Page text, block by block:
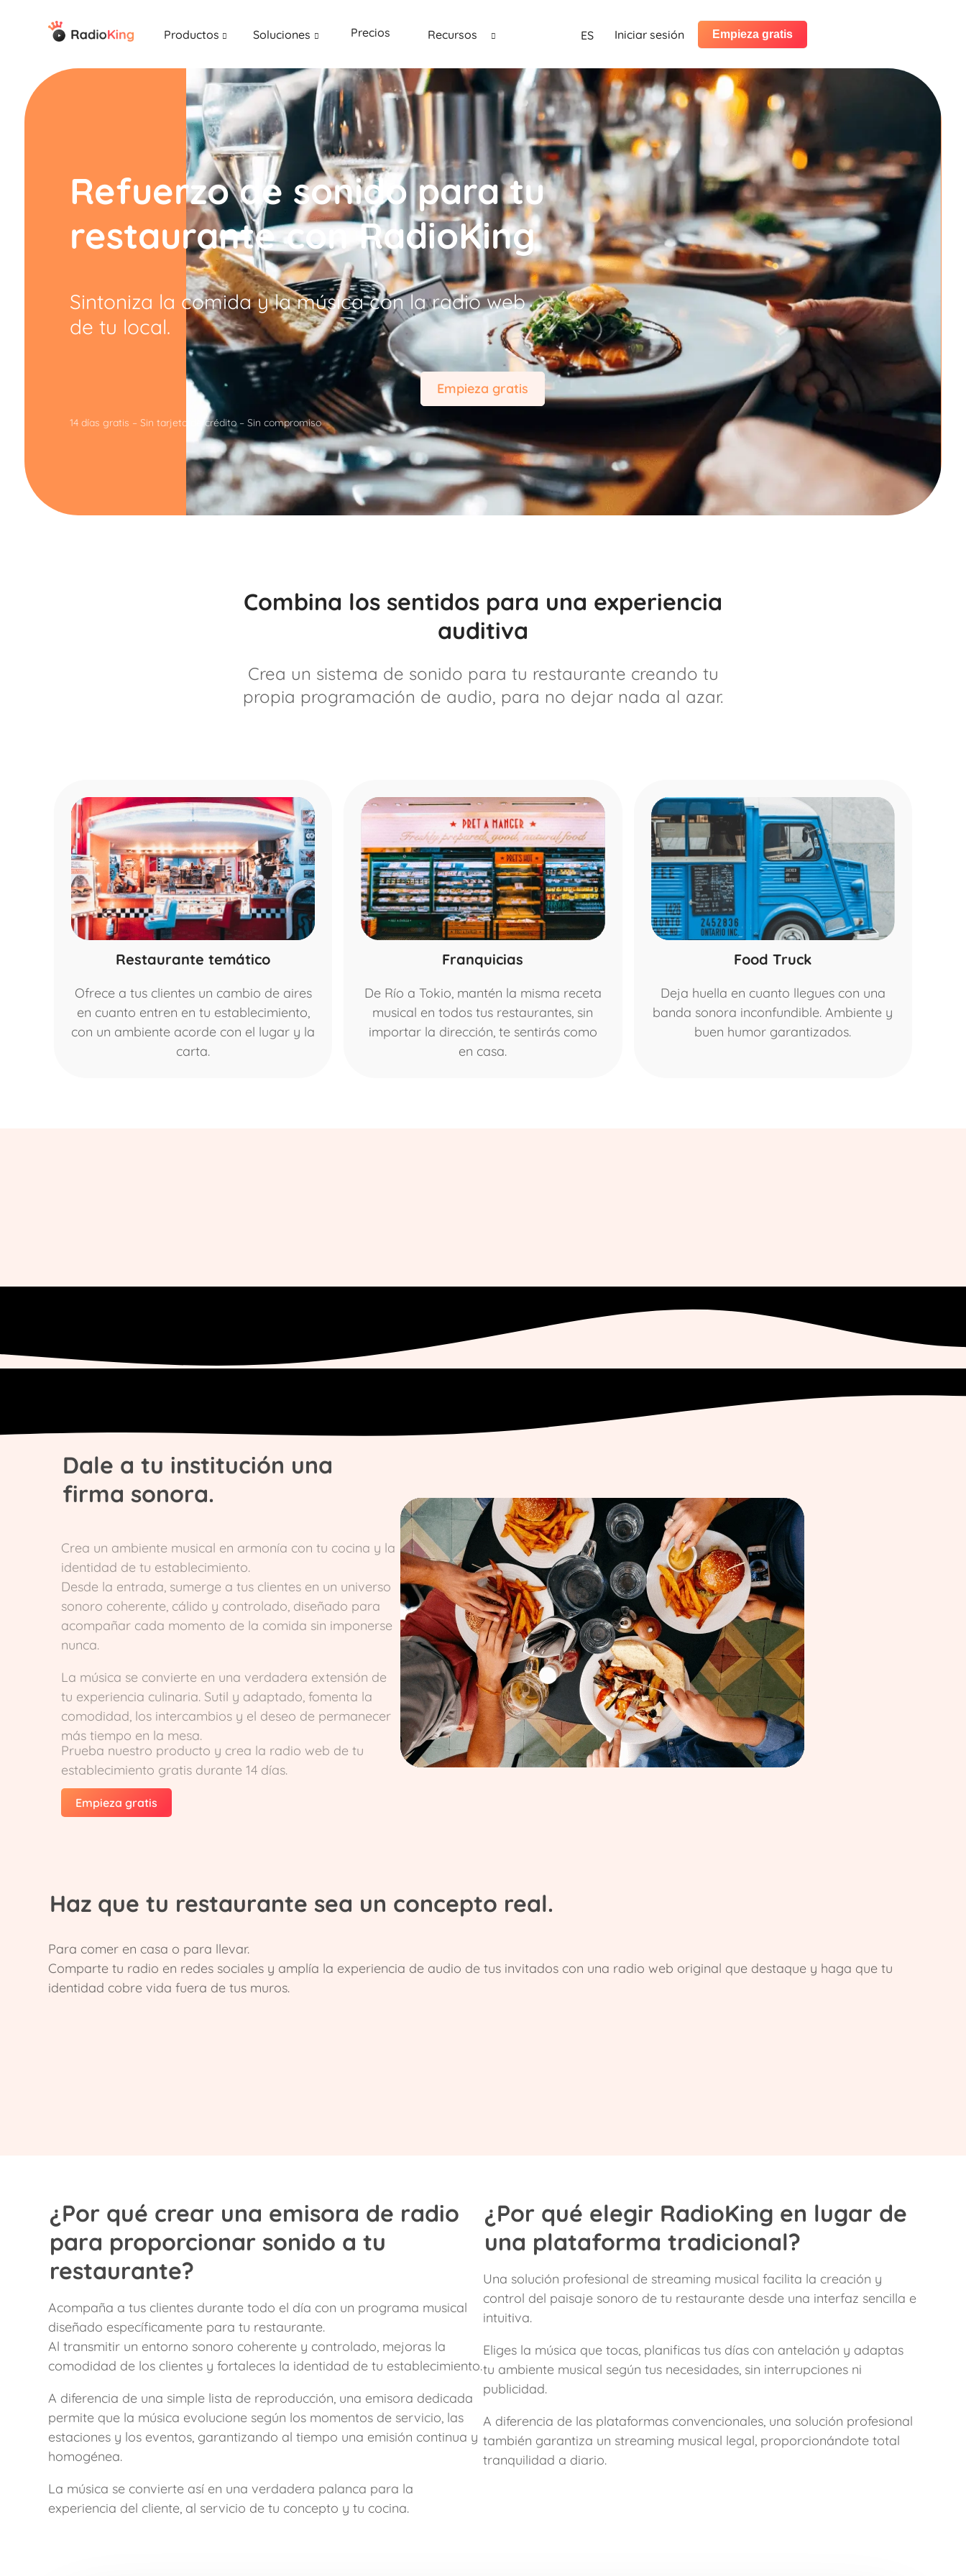
Productos Soluciones Precios Recursos ES Iniciar sesión Empieza gratis
Refuerzo de sonido para tu
restaurante con RadioKing
Sintoniza la comida y la música con la radio web
de tu local.
Empieza gratis
14 días gratis – Sin tarjeta de crédito – Sin compromiso
Combina los sentidos para una experiencia
auditiva
Crea un sistema de sonido para tu restaurante creando tu
propia programación de audio, para no dejar nada al azar.
Food Truck
Deja huella en cuanto llegues con una
banda sonora inconfundible. Ambiente y
buen humor garantizados.
Franquicias
De Río a Tokio, mantén la misma receta
musical en todos tus restaurantes, sin
importar la dirección, te sentirás como
en casa.
Restaurante temático
Ofrece a tus clientes un cambio de aires
en cuanto entren en tu establecimiento,
con un ambiente acorde con el lugar y la
carta.
Dale a tu institución una
firma sonora.
Crea un ambiente musical en armonía con tu cocina y la
identidad de tu establecimiento.
Desde la entrada, sumerge a tus clientes en un universo
sonoro coherente, cálido y controlado, diseñado para
acompañar cada momento de la comida sin imponerse
nunca.
La música se convierte en una verdadera extensión de
tu experiencia culinaria. Sutil y adaptado, fomenta la
comodidad, los intercambios y el deseo de permanecer
más tiempo en la mesa.
Prueba nuestro producto y crea la radio web de tu
establecimiento gratis durante 14 días.
Empieza gratis
Haz que tu restaurante sea un concepto real.
Para comer en casa o para llevar.
Comparte tu radio en redes sociales y amplía la experiencia de audio de tus invitados con una radio web original que destaque y haga que tu
identidad cobre vida fuera de tus muros.
¿Por qué crear una emisora de radio
para proporcionar sonido a tu
restaurante?
Acompaña a tus clientes durante todo el día con un programa musical
diseñado específicamente para tu restaurante.
Al transmitir un entorno sonoro coherente y controlado, mejoras la
comodidad de los clientes y fortaleces la identidad de tu establecimiento.
A diferencia de una simple lista de reproducción, una emisora dedicada
permite que la música evolucione según los momentos de servicio, las
estaciones y los eventos, garantizando al tiempo una emisión continua y
homogénea.
La música se convierte así en una verdadera palanca para la
experiencia del cliente, al servicio de tu concepto y tu cocina.
¿Por qué elegir RadioKing en lugar de
una plataforma tradicional?
Una solución profesional de streaming musical facilita la creación y
control del paisaje sonoro de tu restaurante desde una interfaz sencilla e
intuitiva.
Eliges la música que tocas, planificas tus días con antelación y adaptas
tu ambiente musical según tus necesidades, sin interrupciones ni
publicidad.
A diferencia de las plataformas convencionales, una solución profesional
también garantiza un streaming musical legal, proporcionándote total
tranquilidad a diario.